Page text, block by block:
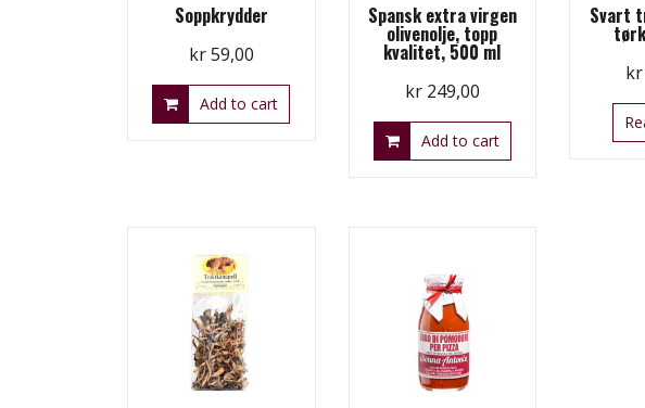
Soppkrydder
kr59,00
Add to cart
Spansk extra virgen
olivenolje, topp
kvalitet, 500 ml
kr249,00
Add to cart
Svart
kr